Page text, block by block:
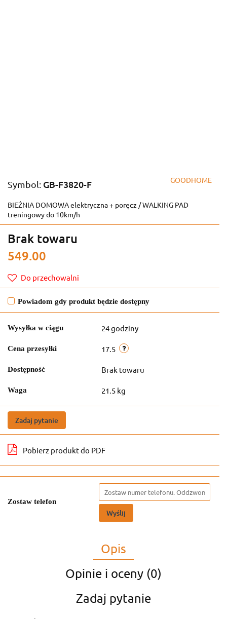
Symbol: GB-F3820-F GOODHOME
BIEŻNIA DOMOWA elektryczna + poręcz / WALKING PAD
treningowy do 10km/h
Brak towaru
549.00
Do przechowalni
Powiadom gdy produkt będzie dostępny
Wysyłka w ciągu 24 godziny
Cena przesyłki 17.5
Dostępność Brak towaru
Waga 21.5 kg
Zadaj pytanie
Pobierz produkt do PDF
Zostaw telefon
Wyślij
Opis
Opinie i oceny (0)
Zadaj pytanie